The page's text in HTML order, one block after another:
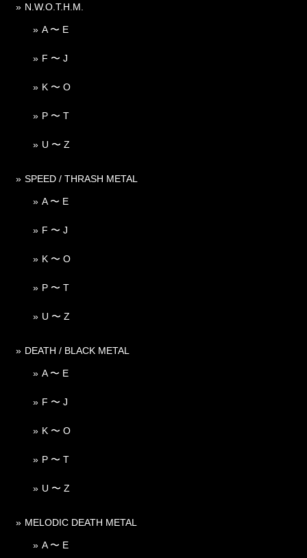
N.W.O.T.H.M.
A 〜 E
F 〜 J
K 〜 O
P 〜 T
U 〜 Z
SPEED / THRASH METAL
A 〜 E
F 〜 J
K 〜 O
P 〜 T
U 〜 Z
DEATH / BLACK METAL
A 〜 E
F 〜 J
K 〜 O
P 〜 T
U 〜 Z
MELODIC DEATH METAL
A 〜 E